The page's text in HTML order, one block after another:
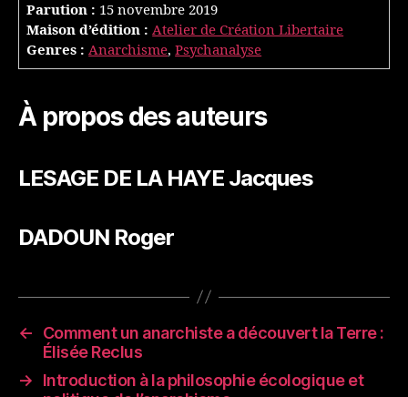
Parution : 15 novembre 2019
Maison d’édition : Atelier de Création Libertaire
Genres : Anarchisme,Psychanalyse
À propos des auteurs
LESAGE DE LA HAYE Jacques
DADOUN Roger
←
Comment un anarchiste a découvert la Terre :
Élisée Reclus
→
Introduction à la philosophie écologique et